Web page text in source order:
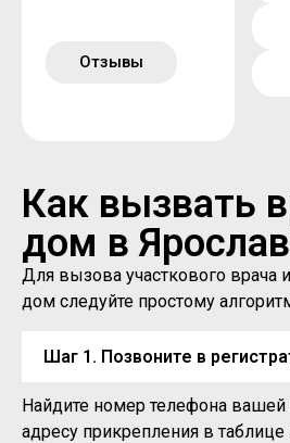
Отзывы
Как вызвать
дом в
Для вызова участкового врача
дом следуйте простому
Шаг 1. Позвоните в
Найдите номер телефона
адресу прикрепления в